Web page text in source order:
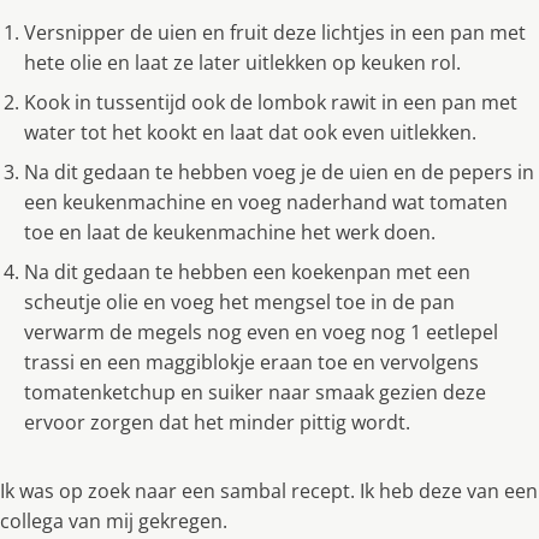
Versnipper de uien en fruit deze lichtjes in een pan met
hete olie en laat ze later uitlekken op keuken rol.
Kook in tussentijd ook de lombok rawit in een pan met
water tot het kookt en laat dat ook even uitlekken.
Na dit gedaan te hebben voeg je de uien en de pepers in
een keukenmachine en voeg naderhand wat tomaten
toe en laat de keukenmachine het werk doen.
Na dit gedaan te hebben een koekenpan met een
scheutje olie en voeg het mengsel toe in de pan
verwarm de megels nog even en voeg nog 1 eetlepel
trassi en een maggiblokje eraan toe en vervolgens
tomatenketchup en suiker naar smaak gezien deze
ervoor zorgen dat het minder pittig wordt.
Ik was op zoek naar een sambal recept. Ik heb deze van een
collega van mij gekregen.